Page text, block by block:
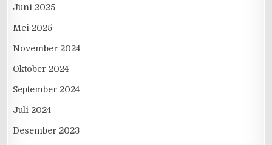
Juni 2025
Mei 2025
November 2024
Oktober 2024
September 2024
Juli 2024
Desember 2023